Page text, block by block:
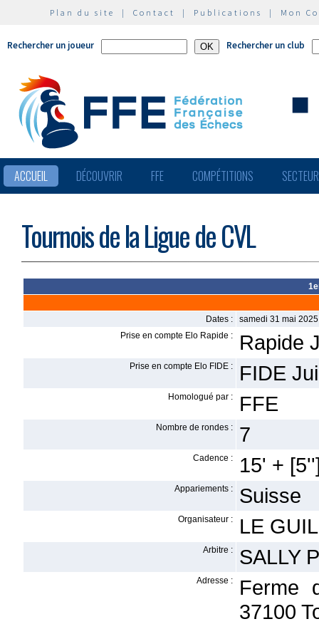
Plan du site | Contact | Publications | Mon
Rechercher un joueur Rechercher un club
ACCUEIL DÉCOUVRIR FFE COMPÉTITIONS
Tournois de la Ligue de CVL
Dates :
samedi 31 mai
Prise en compte Elo Rapide :
Rapide
Prise en compte Elo FIDE : FIDE
Homologué par : FFE
Nombre de rondes : 7
Cadence : 15' +
Appariements : Suisse
Organisateur : LE
Arbitre : SALLY
Adresse :
Ferme
37100